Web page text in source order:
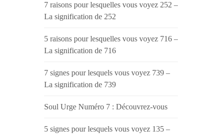
7 raisons pour lesquelles vous voyez 252 –
La signification de 252
5 raisons pour lesquelles vous voyez 716 –
La signification de 716
7 signes pour lesquels vous voyez 739 –
La signification de 739
Soul Urge Numéro 7 : Découvrez-vous
5 signes pour lesquels vous voyez 135 –